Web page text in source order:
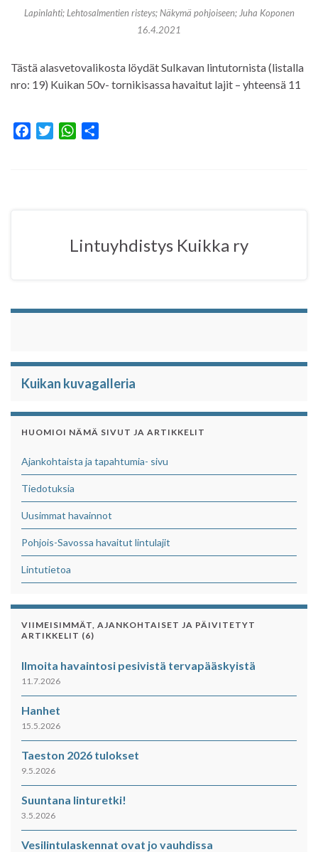
Lapinlahti; Lehtosalmentien risteys; Näkymä pohjoiseen; Juha Koponen
16.4.2021
Tästä alasvetovalikosta löydät Sulkavan lintutornista (listalla
nro: 19) Kuikan 50v- tornikisassa havaitut lajit – yhteensä 11
W
p
Lintuyhdistys Kuikka ry
Kuikan kuvagalleria
HUOMIOI NÄMÄ SIVUT JA ARTIKKELIT
Ajankohtaista ja tapahtumia- sivu
Tiedotuksia
Uusimmat havainnot
Pohjois-Savossa havaitut lintulajit
Lintutietoa
VIIMEISIMMÄT, AJANKOHTAISET JA PÄIVITETYT
ARTIKKELIT (6)
Ilmoita havaintosi pesivistä tervapääskyistä
11.7.2026
Hanhet
15.5.2026
Taeston 2026 tulokset
9.5.2026
Suuntana linturetki!
3.5.2026
Vesilintulaskennat ovat jo vauhdissa